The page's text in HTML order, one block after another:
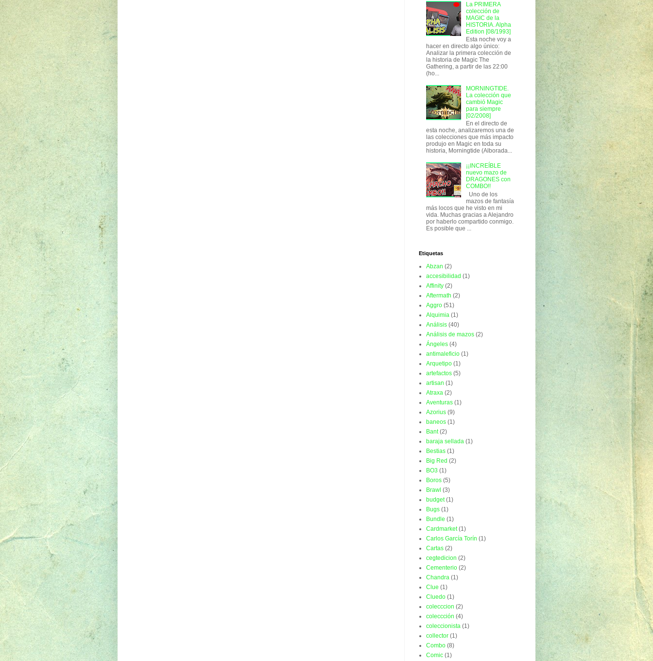
La PRIMERA
colección de
MAGIC de la
HISTORIA. Alpha
Edition [08/1993]
Esta noche voy a
hacer en directo algo único:
Analizar la primera colección de
la historia de Magic The
Gathering, a partir de las 22:00
(ho...
MORNINGTIDE.
La colección que
cambió Magic
para siempre
[02/2008]
En el directo de
esta noche, analizaremos una de
las colecciones que más impacto
produjo en Magic en toda su
historia, Morningtide (Alborada...
¡¡INCREÍBLE
nuevo mazo de
DRAGONES con
COMBO!!
Uno de los
mazos de fantasía
más locos que he visto en mi
vida. Muchas gracias a Alejandro
por haberlo compartido conmigo.
Es posible que ...
Etiquetas
Abzan (2)
accesibilidad (1)
Affinity (2)
Aftermath (2)
Aggro (51)
Alquimia (1)
Análisis (40)
Análisis de mazos (2)
Ángeles (4)
antimaleficio (1)
Arquetipo (1)
artefactos (5)
artisan (1)
Atraxa (2)
Aventuras (1)
Azorius (9)
baneos (1)
Bant (2)
baraja sellada (1)
Bestias (1)
Big Red (2)
BO3 (1)
Boros (5)
Brawl (3)
budget (1)
Bugs (1)
Bundle (1)
Cardmarket (1)
Carlos García Torín (1)
Cartas (2)
cegtedicion (2)
Cementerio (2)
Chandra (1)
Clue (1)
Cluedo (1)
colecccion (2)
coleccción (4)
coleccionista (1)
collector (1)
Combo (8)
Comic (1)